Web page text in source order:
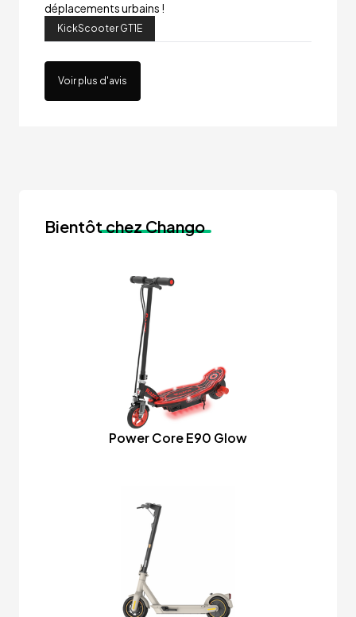
déplacements urbains !
KickScooter GT1E
Voir plus d'avis
Bientôtchez Chango
Power Core E90 Glow